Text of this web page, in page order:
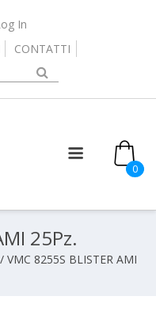
In
CONTATTI
0
25Pz.
/ VMC 8255S BLISTER AMI